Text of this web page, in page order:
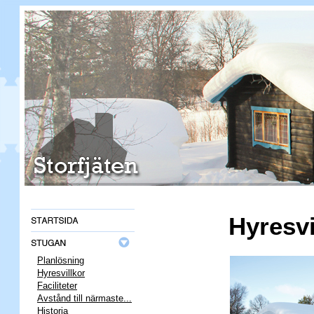
Planlösning
Hyresvillkor
Faciliteter
Avstånd till närmaste...
Historia